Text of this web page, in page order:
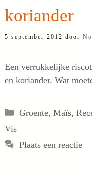
koriander
5 september 2012 door
Een verrukkelijke
en koriander. Wat
Categorieën
Groente, Maïs,
Vis
Plaats een reactie